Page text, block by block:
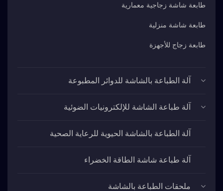
طابعة شاشة زجاجية معمارية
طابعة شاشة منزلية
طابعة زجاج للأجهزة
آلة الطباعة بالشاشة للدوائر المطبوعة
آلة طباعة الشاشة للإلكترونيات الضوئية
آلة الطباعة بالشاشة الحيوية للرعاية الصحية
آلة طباعة شاشة الطاقة الخضراء
ملحقات الطباعة بالشاشة